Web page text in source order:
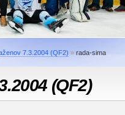
7.3.2004 (QF2) » rada-sima
(QF2)